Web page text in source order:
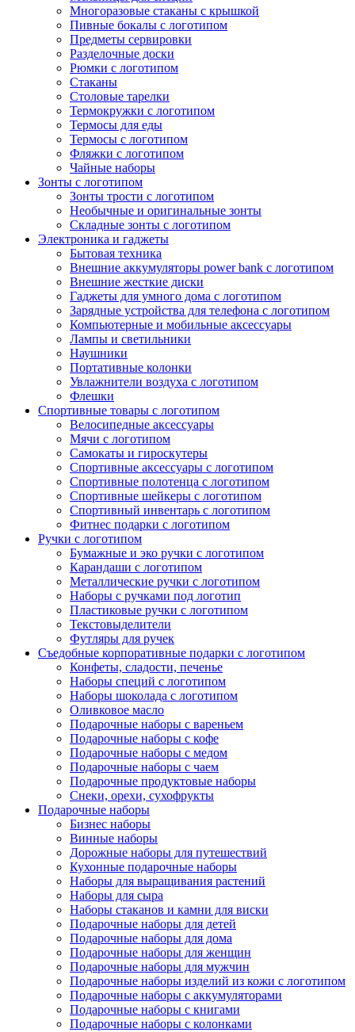
Многоразовые стаканы с крышкой
Пивные бокалы с логотипом
Предметы сервировки
Разделочные доски
Рюмки с логотипом
Стаканы
Столовые тарелки
Термокружки с логотипом
Термосы для еды
Термосы с логотипом
Фляжки с логотипом
Чайные наборы
Зонты с логотипом
Зонты трости с логотипом
Необычные и оригинальные зонты
Складные зонты с логотипом
Электроника и гаджеты
Бытовая техника
Внешние аккумуляторы power bank с логотипом
Внешние жесткие диски
Гаджеты для умного дома с логотипом
Зарядные устройства для телефона с логотипом
Компьютерные и мобильные аксессуары
Лампы и светильники
Наушники
Портативные колонки
Увлажнители воздуха с логотипом
Флешки
Спортивные товары с логотипом
Велосипедные аксессуары
Мячи с логотипом
Самокаты и гироскутеры
Спортивные аксессуары с логотипом
Спортивные полотенца с логотипом
Спортивные шейкеры с логотипом
Спортивный инвентарь с логотипом
Фитнес подарки с логотипом
Ручки с логотипом
Бумажные и эко ручки с логотипом
Карандаши с логотипом
Металлические ручки с логотипом
Наборы с ручками под логотип
Пластиковые ручки с логотипом
Текстовыделители
Футляры для ручек
Съедобные корпоративные подарки с логотипом
Конфеты, сладости, печенье
Наборы специй с логотипом
Наборы шоколада с логотипом
Оливковое масло
Подарочные наборы с вареньем
Подарочные наборы с кофе
Подарочные наборы с медом
Подарочные наборы с чаем
Подарочные продуктовые наборы
Снеки, орехи, сухофрукты
Подарочные наборы
Бизнес наборы
Винные наборы
Дорожные наборы для путешествий
Кухонные подарочные наборы
Наборы для выращивания растений
Наборы для сыра
Наборы стаканов и камни для виски
Подарочные наборы для детей
Подарочные наборы для дома
Подарочные наборы для женщин
Подарочные наборы для мужчин
Подарочные наборы изделий из кожи с логотипом
Подарочные наборы с аккумуляторами
Подарочные наборы с книгами
Подарочные наборы с колонками